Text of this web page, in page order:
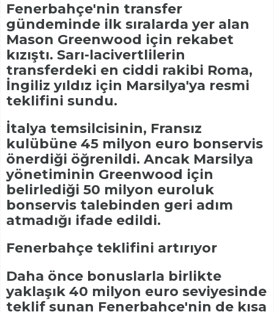
Fenerbahçe'nin transfer
gündeminde ilk sıralarda yer alan
Mason Greenwood için rekabet
kızıştı. Sarı-lacivertlilerin
transferdeki en ciddi rakibi Roma,
İngiliz yıldız için Marsilya'ya resmi
teklifini sundu.
İtalya temsilcisinin, Fransız
kulübüne 45 milyon euro bonservis
önerdiği öğrenildi. Ancak Marsilya
yönetiminin Greenwood için
belirlediği 50 milyon euroluk
bonservis talebinden geri adım
atmadığı ifade edildi.
Fenerbahçe teklifini artırıyor
Daha önce bonuslarla birlikte
yaklaşık 40 milyon euro seviyesinde
teklif sunan Fenerbahçe'nin de kısa